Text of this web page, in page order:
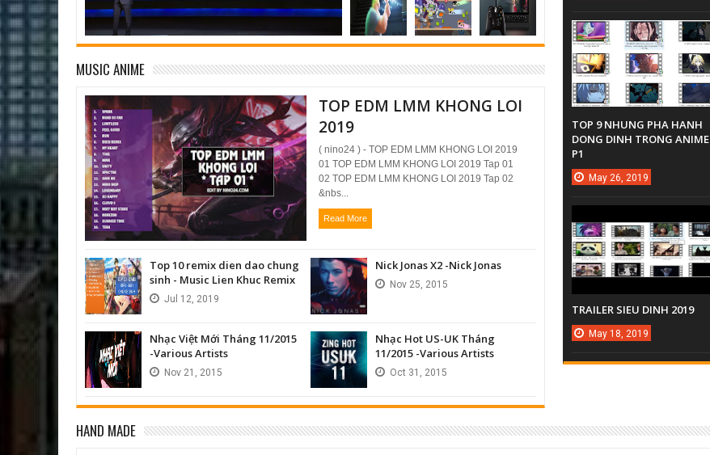
MUSIC ANIME
TOP EDM LMM KHONG LOI
2019
( nino24 ) - TOP EDM LMM KHONG LOI 2019
01 TOP EDM LMM KHONG LOI 2019 Tap 01
02 TOP EDM LMM KHONG LOI 2019 Tap 02
&nbs...
Read More
Top 10 remix dien dao chung
sinh - Music Lien Khuc Remix
Jul 12, 2019
Nick Jonas X2 -Nick Jonas
Nov 25, 2015
Nhạc Việt Mới Tháng 11/2015
-Various Artists
Nov 21, 2015
Nhạc Hot US-UK Tháng
11/2015 -Various Artists
Oct 31, 2015
TOP 9 NHUNG PHA HANH
DONG DINH TRONG ANIME
P1
May 26, 2019
TRAILER SIEU DINH 2019
May 18, 2019
HAND MADE